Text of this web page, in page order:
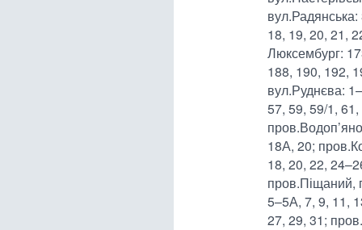
18, 19, 20, 21,
Люксембург:
188, 190, 192,
вул.Руднєва:
57, 59, 59/1,
18А, 20;
18, 20, 22,
пров.Піщаний,
5–5А, 7, 9, 11,
27, 29, 31;